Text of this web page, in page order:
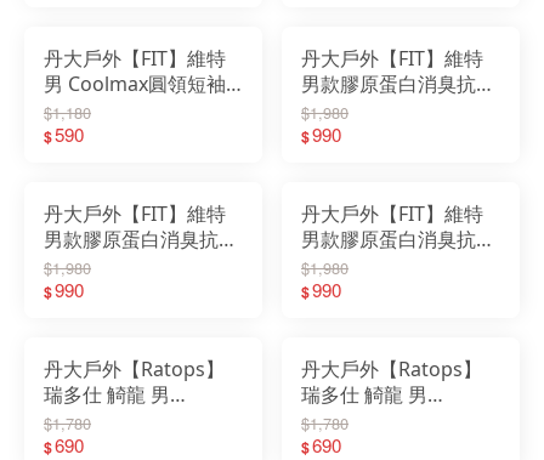
丹大戶外【FIT】維特
男 Coolmax圓領短袖
上衣 PS1110｜上衣｜
快乾｜衣服｜短袖｜排
$1,180
$590
丹大戶外【FIT】維特
男款膠原蛋白消臭抗
UV涼感立領短袖衣
QS1103｜上衣｜快乾
$1,980
$990
丹大戶外【FIT】維特
男款膠原蛋白消臭抗
UV涼感立領短袖衣
QS1102｜上衣｜快乾
$1,980
$990
丹大戶外【FIT】維特
男款膠原蛋白消臭抗
UV涼感短袖POLO衫
QS1101｜上衣｜快乾
$1,980
$990
丹大戶外【Ratops】
瑞多仕 觭龍 男
Coolmax 圓領(爬線)
DB-8991｜短袖｜上衣
$1,780
$690
丹大戶外【Ratops】
瑞多仕 觭龍 男
Coolmax 圓領(爬線)｜
短袖｜上衣｜快乾｜吸
$1,780
$690